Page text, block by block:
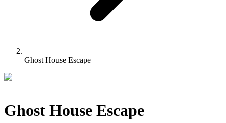
Ghost House Escape
Ghost House Escape